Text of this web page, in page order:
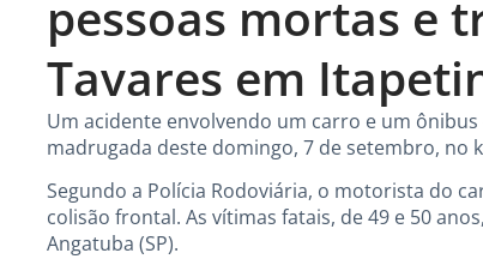
pessoas mortas e
Tavares em
Um acidente envolvendo um carro e um
madrugada deste domingo, 7 de setembro, no
Segundo a Polícia Rodoviária, o motorista do
colisão frontal. As vítimas fatais, de 49 e 50
Angatuba (SP).